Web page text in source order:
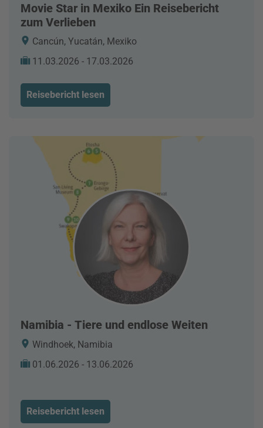
Movie Star in Mexiko Ein Reisebericht
zum Verlieben
Cancún, Yucatán, Mexiko
11.03.2026 - 17.03.2026
Reisebericht lesen
Namibia - Tiere und endlose Weiten
Windhoek, Namibia
01.06.2026 - 13.06.2026
Reisebericht lesen